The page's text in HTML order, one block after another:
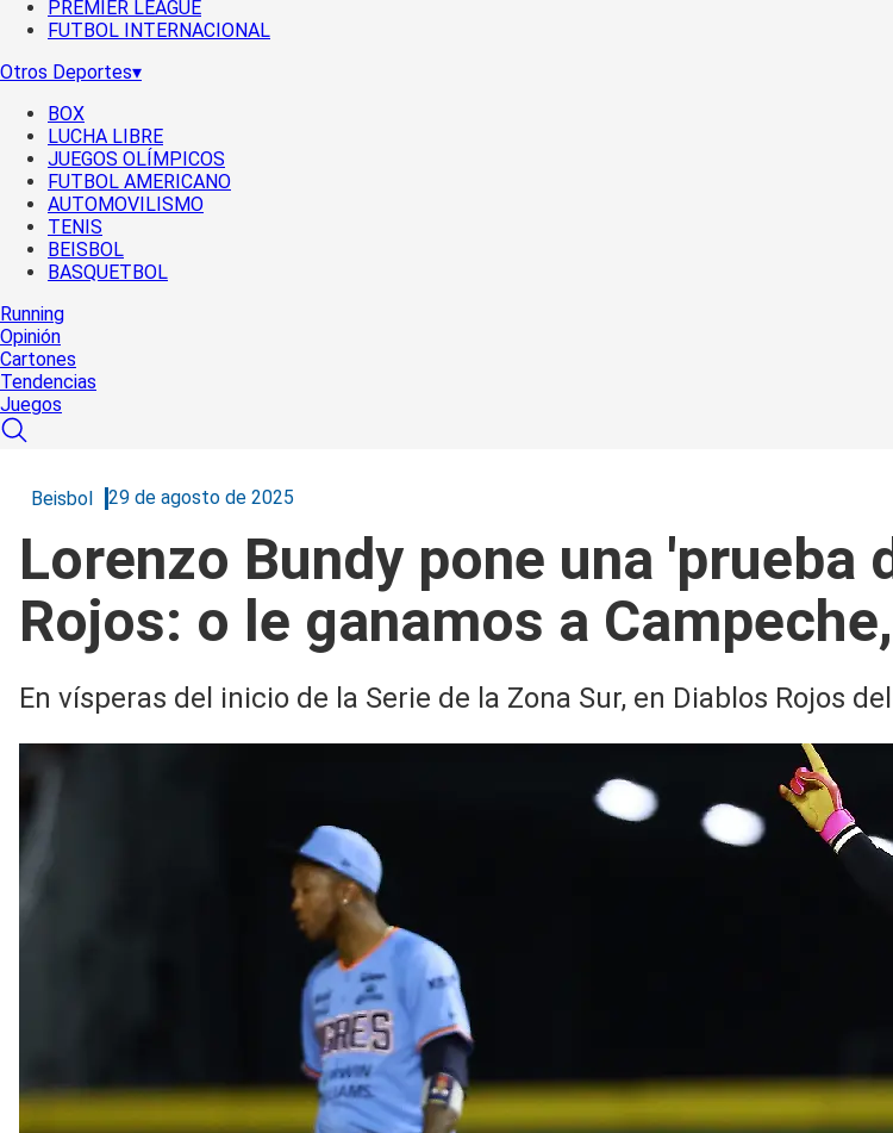
PREMIER LEAGUE
FUTBOL INTERNACIONAL
Otros Deportes▾
BOX
LUCHA LIBRE
JUEGOS OLÍMPICOS
FUTBOL AMERICANO
AUTOMOVILISMO
TENIS
BEISBOL
BASQUETBOL
Running
Opinión
Cartones
Tendencias
Juegos
Beisbol 29 de agosto de 2025
Lorenzo Bundy pone una 'prueba
Rojos: o le ganamos a
En vísperas del inicio de la Serie de la Zona Sur, en Diablos Rojos